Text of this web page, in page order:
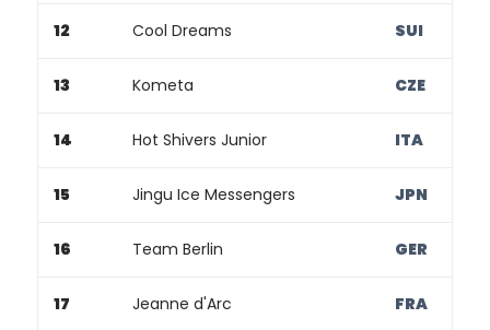
12 Cool Dreams SUI
13 Kometa CZE
14 Hot Shivers Junior ITA
15 Jingu Ice Messengers JPN
16 Team Berlin GER
17 Jeanne d'Arc FRA